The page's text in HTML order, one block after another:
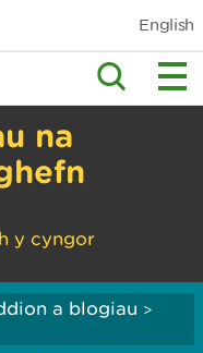
English
na
y cyngor
a blogiau >